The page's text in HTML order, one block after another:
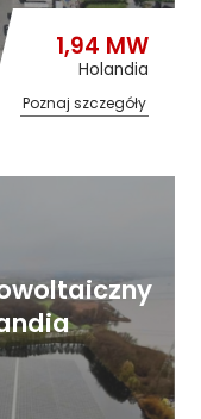
1,94 MW
Holandia
Poznaj szczegóły